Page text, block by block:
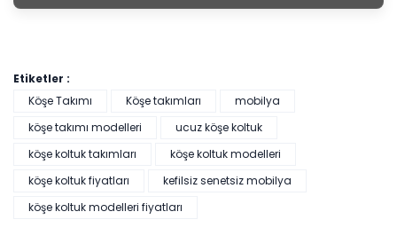
Etiketler :
Köşe Takımı
Köşe takımları
mobilya
köşe takımı modelleri
ucuz köşe koltuk
köşe koltuk takımları
köşe koltuk modelleri
köşe koltuk fiyatları
kefilsiz senetsiz mobilya
köşe koltuk modelleri fiyatları